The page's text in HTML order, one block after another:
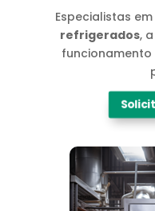
Especialistas
refrigerados,
funcionamento